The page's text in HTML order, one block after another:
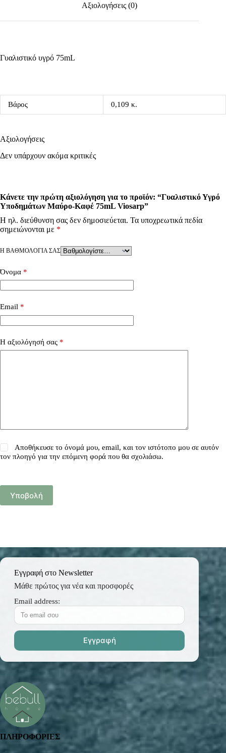
Αξιολογήσεις (0)
Γυαλιστικό υγρό 75mL
Βάρος 0,109 κ.
Αξιολογήσεις
Δεν υπάρχουν ακόμα κριτικές
Κάνετε την πρώτη αξιολόγηση για το προϊόν: “Γυαλιστικό Υγρό
Υποδημάτων Μαύρο-Καφέ 75mL Viosarp”
Η ηλ. διεύθυνση σας δεν δημοσιεύεται. Τα υποχρεωτικά πεδία
σημειώνονται με *
Η ΒΑΘΜΟΛΟΓΊΑ ΣΑΣ
Όνομα *
Email *
Η αξιολόγησή σας *
Αποθήκευσε το όνομά μου, email, και τον ιστότοπο μου σε αυτόν
τον πλοηγό για την επόμενη φορά που θα σχολιάσω.
Υποβολή
Εγγραφή στο Newsletter
Μάθε πρώτος για νέα και προσφορές
Email address:
ΠΛΗΡΟΦΟΡΙΕΣ